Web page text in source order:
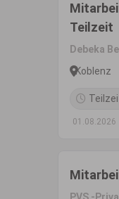
Teilzeit
Debeka
Koblenz
01.08.2026